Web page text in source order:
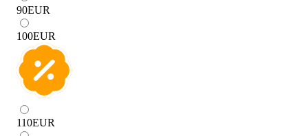
90EUR
100EUR
110EUR